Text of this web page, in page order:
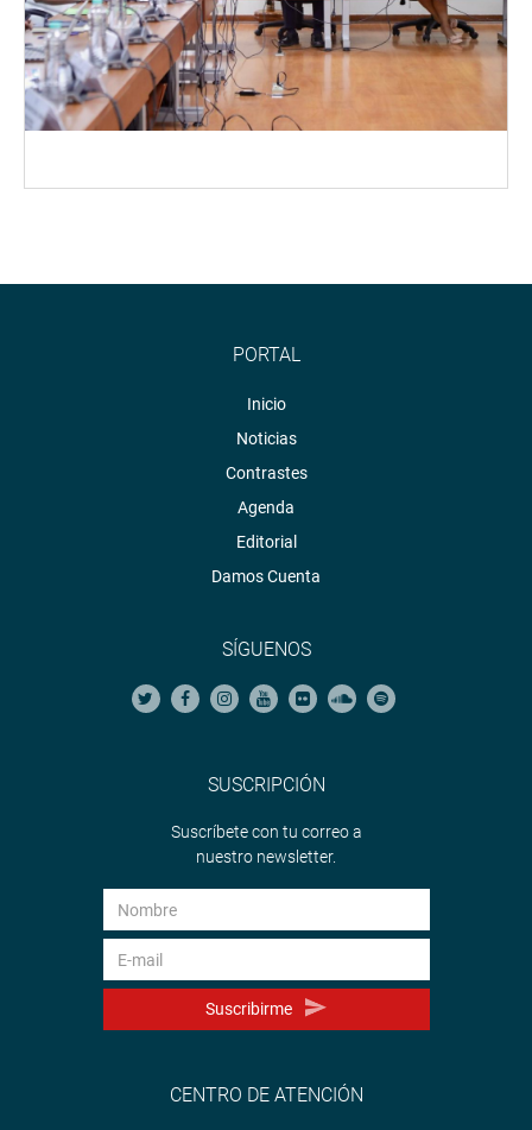
PORTAL
Inicio
Noticias
Contrastes
Agenda
Editorial
Damos Cuenta
SÍGUENOS
SUSCRIPCIÓN
Suscríbete con tu correo a
nuestro newsletter.
Suscribirme
CENTRO DE ATENCIÓN